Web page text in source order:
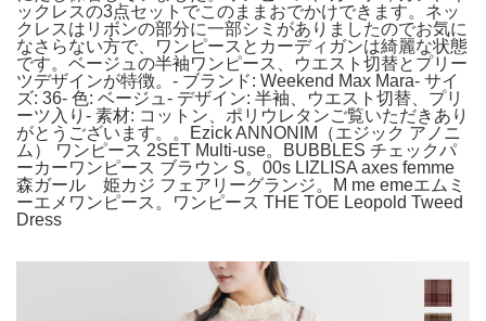
ックレスの3点セットでこのままおでかけできます。ネッ
クレスはリボンの部分に一部シミがありましたのでお気に
なさらない方で、ワンピースとカーディガンは綺麗な状態
です。ベージュの半袖ワンピース、ウエスト切替とプリー
ツデザインが特徴。- ブランド: Weekend Max Mara- サイ
ズ: 36- 色: ベージュ- デザイン: 半袖、ウエスト切替、プリ
ーツ入り- 素材: コットン、ポリウレタンご覧いただきあり
がとうございます。。Ezick ANNONIM（エジック アノニ
ム） ワンピース 2SET Multi-use。BUBBLES チェックパ
ーカーワンピース ブラウン S。00s LIZLISA axes femme
森ガール 姫カジ フェアリーグランジ。M me emeエムミ
ーエメワンピース。ワンピース THE TOE Leopold Tweed
Dress